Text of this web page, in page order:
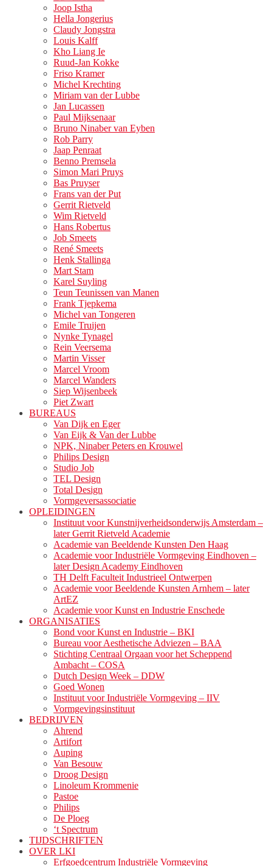
Joop Istha
Hella Jongerius
Claudy Jongstra
Louis Kalff
Kho Liang Ie
Ruud-Jan Kokke
Friso Kramer
Michel Krechting
Miriam van der Lubbe
Jan Lucassen
Paul Mijksenaar
Bruno Ninaber van Eyben
Rob Parry
Jaap Penraat
Benno Premsela
Simon Mari Pruys
Bas Pruyser
Frans van der Put
Gerrit Rietveld
Wim Rietveld
Hans Robertus
Job Smeets
René Smeets
Henk Stallinga
Mart Stam
Karel Suyling
Teun Teunissen van Manen
Frank Tjepkema
Michel van Tongeren
Emile Truijen
Nynke Tynagel
Rein Veersema
Martin Visser
Marcel Vroom
Marcel Wanders
Siep Wijsenbeek
Piet Zwart
BUREAUS
Van Dijk en Eger
Van Eijk & Van der Lubbe
NPK, Ninaber Peters en Krouwel
Philips Design
Studio Job
TEL Design
Total Design
Vormgeversassociatie
OPLEIDINGEN
Instituut voor Kunstnijverheidsonderwijs Amsterdam –
later Gerrit Rietveld Academie
Academie van Beeldende Kunsten Den Haag
Academie voor Industriële Vormgeving Eindhoven –
later Design Academy Eindhoven
TH Delft Faculteit Industrieel Ontwerpen
Academie voor Beeldende Kunsten Arnhem – later
ArtEZ
Academie voor Kunst en Industrie Enschede
ORGANISATIES
Bond voor Kunst en Industrie – BKI
Bureau voor Aesthetische Adviezen – BAA
Stichting Centraal Orgaan voor het Scheppend
Ambacht – COSA
Dutch Design Week – DDW
Goed Wonen
Instituut voor Industriële Vormgeving – IIV
Vormgevingsinstituut
BEDRIJVEN
Ahrend
Artifort
Auping
Van Besouw
Droog Design
Linoleum Krommenie
Pastoe
Philips
De Ploeg
‘t Spectrum
TIJDSCHRIFTEN
OVER LKI
Erfgoedcentrum Industriële Vormgeving